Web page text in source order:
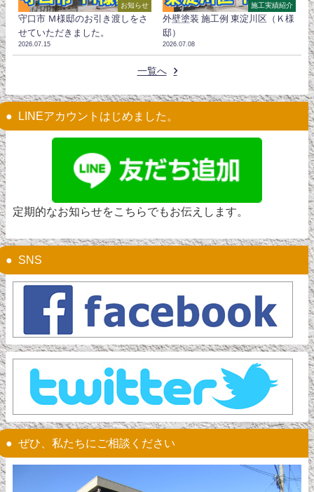
お知らせ
守口市 Ｍ様邸のお引き渡しをさ
せていただきました。
2026.07.15
施工実績紹介
外壁塗装 施工例 東淀川区（Ｋ様
邸）
2026.07.08
一覧へ
LINEアカウントはじめました。
定期的なお知らせをこちらでもお伝えします。
SNS
ぜひ、私たちにご相談ください